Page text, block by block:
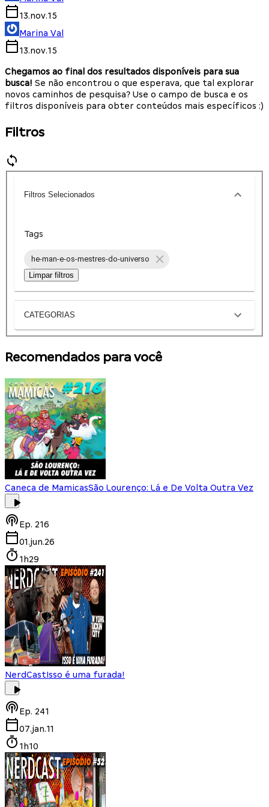
13.nov.15
Marina Val
13.nov.15
Chegamos ao final dos resultados disponíveis para sua
busca! Se não encontrou o que esperava, que tal explorar
novos caminhos de pesquisa? Use o campo de busca e os
filtros disponíveis para obter conteúdos mais específicos :)
Filtros
Filtros Selecionados
Tags
he-man-e-os-mestres-do-universo
Limpar filtros
CATEGORIAS
Recomendados para você
Caneca de MamicasSão Lourenço: Lá e De Volta Outra Vez
Ep. 216
01.jun.26
1h29
NerdCastIsso é uma furada!
Ep. 241
07.jan.11
1h10